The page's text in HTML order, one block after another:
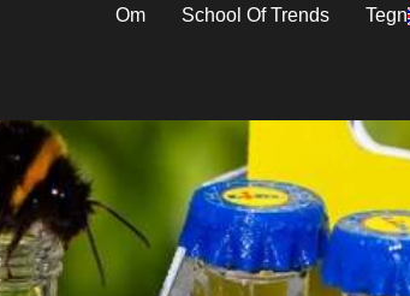
Om School Of Trends Tegn